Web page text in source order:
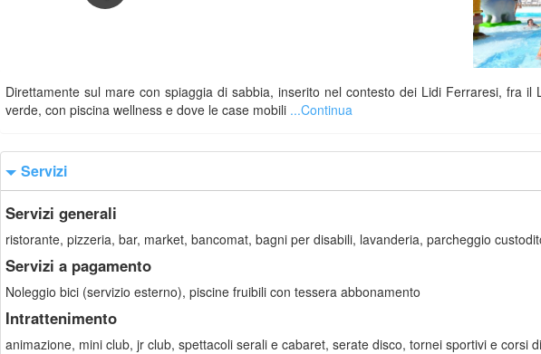
Direttamente sul mare con spiaggia di sabbia, inserito nel contesto dei Lidi Ferraresi, fra
verde, con piscina wellness e dove le case mobili ...Continua
Servizi
Servizi generali
ristorante, pizzeria, bar, market, bancomat, bagni per disabili, lavanderia, parcheggio
Servizi a pagamento
Noleggio bici (servizio esterno), piscine fruibili con tessera abbonamento
Intrattenimento
animazione, mini club, jr club, spettacoli serali e cabaret, serate disco, tornei sportivi e corsi